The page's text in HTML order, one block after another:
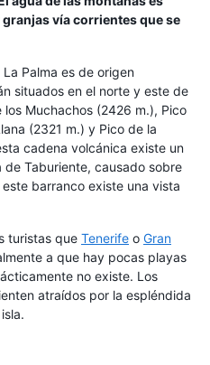
vía corrientes que se
Palma es de origen
situados en el norte y este de
los Muchachos (2426 m.), Pico
(2321 m.) y Pico de la
cadena volcánica existe un
Taburiente, causado sobre
barranco existe una vista
turistas que Tenerife o Gran
a que hay pocas playas
no existe. Los
atraídos por la espléndida